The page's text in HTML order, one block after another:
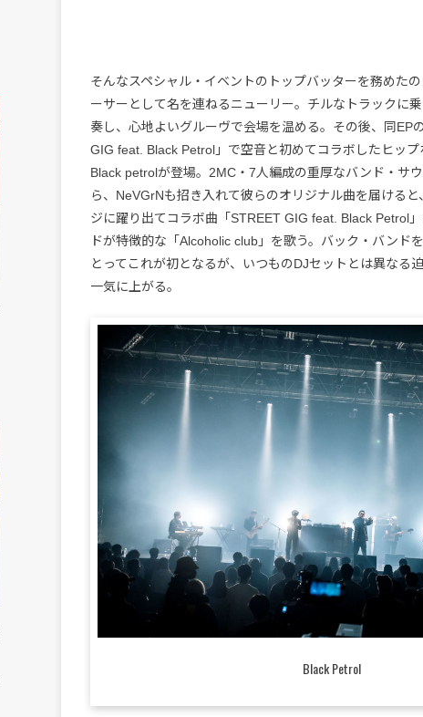
そんなスペシャル・イベントのトップバッターを務めた
ーサーとして名を連ねるニューリー。チルなトラックに
奏し、心地よいグルーヴで会場を温める。その後、同EP
GIG feat. Black Petrol」で空音と初めてコラボしたヒップ
Black petrolが登場。2MC・7人編成の重厚なバンド・サ
ら、NeVGrNも招き入れて彼らのオリジナル曲を届ける
ジに躍り出てコラボ曲「STREET GIG feat. Black Petrol
ドが特徴的な「Alcoholic club」を歌う。バック・バンド
とってこれが初となるが、いつものDJセットとは異なる
一気に上がる。
Black Petrol